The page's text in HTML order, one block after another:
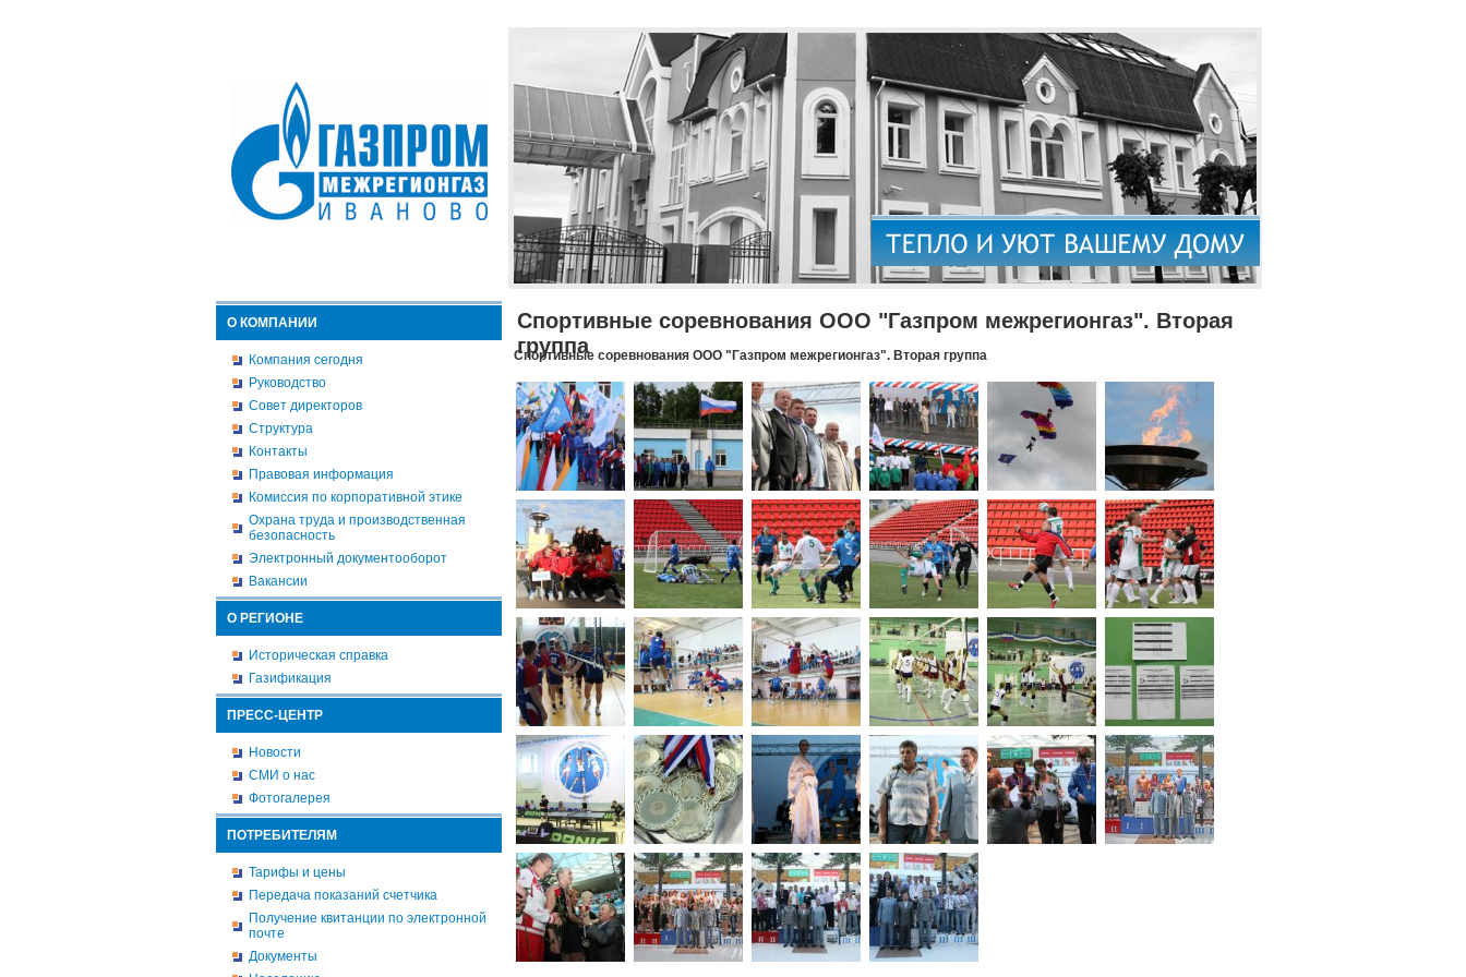
О КОМПАНИИ
Компания сегодня
Руководство
Совет директоров
Структура
Контакты
Правовая информация
Комиссия по корпоративной этике
Охрана труда и производственная
безопасность
Электронный документооборот
Вакансии
О РЕГИОНЕ
Историческая справка
Газификация
ПРЕСС-ЦЕНТР
Новости
СМИ о нас
Фотогалерея
ПОТРЕБИТЕЛЯМ
Тарифы и цены
Передача показаний счетчика
Получение квитанции по электронной
почте
Документы
Спортивные соревнования ООО "Газпром межрегионгаз". Вторая
группа
Спортивные соревнования ООО "Газпром межрегионгаз". Вторая группа